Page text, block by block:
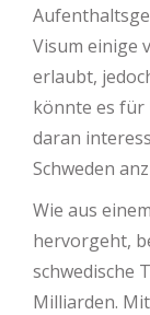
Visum einige
erlaubt,
könnte es für
daran
Schweden
Wie aus
hervorgeht,
schwedische
Milliarden.